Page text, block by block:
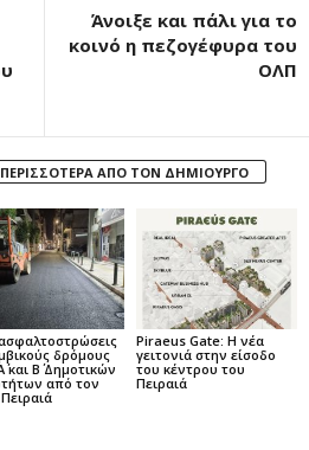
Άνοιξε και πάλι για το
κοινό η πεζογέφυρα του
ΟΛΠ
ΠΕΡΙΣΣΟΤΕΡΑ ΑΠΟ ΤΟΝ ΔΗΜΙΟΥΡΓΟ
δρόμους
και Β΄ Δημοτικών
από τον
Piraeus Gate: Η νέα
γειτονιά στην είσοδο
του κέντρου του
Πειραιά